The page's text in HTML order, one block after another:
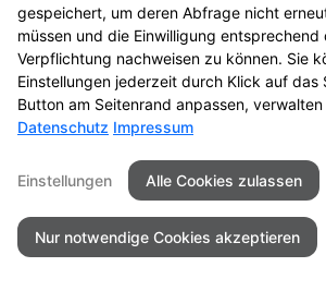
gespeichert, um deren Abfrage nicht
müssen und die Einwilligung
Verpflichtung nachweisen zu können. Sie
Einstellungen jederzeit durch Klick auf das
Button am Seitenrand anpassen,
Datenschutz Impressum
Einstellungen Alle Cookies zulassen
Nur notwendige Cookies akzeptieren